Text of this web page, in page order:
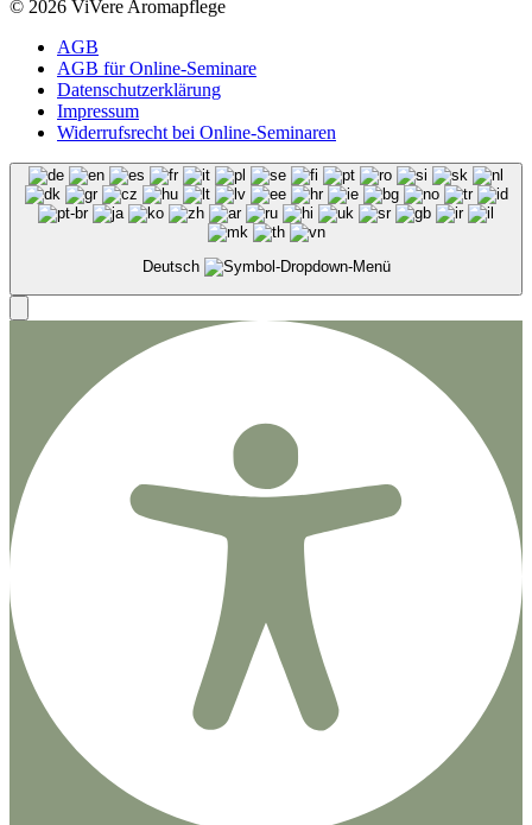
© 2026 ViVere Aromapflege
AGB
AGB für Online-Seminare
Datenschutzerklärung
Impressum
Widerrufsrecht bei Online-Seminaren
Deutsch